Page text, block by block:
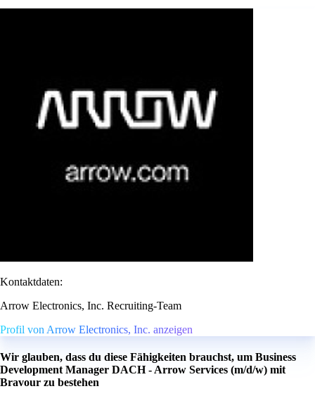
Kontaktdaten:
Arrow Electronics, Inc. Recruiting-Team
Profil von Arrow Electronics, Inc. anzeigen
Wir glauben, dass du diese Fähigkeiten brauchst, um Business
Development Manager DACH - Arrow Services (m/d/w) mit
Bravour zu bestehen